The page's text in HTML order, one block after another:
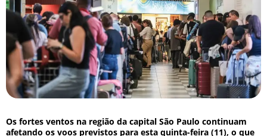
Os fortes ventos na região da capital São Paulo continuam
afetando os voos previstos para esta quinta-feira (11), o que